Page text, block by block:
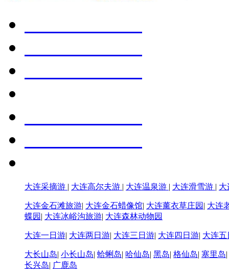
大连采摘游 | 大连高尔夫游 | 大连温泉游 | 大连滑雪游 |
大连金石滩旅游| 大连金石蜡像馆| 大连薰衣草庄园 | 大连
蝶园 | 大连冰峪沟旅游| 大连森林动物园
大连一日游| 大连两日游| 大连三日游| 大连四日游| 大连五
大长山岛| 小长山岛| 蛤蜊岛| 哈仙岛| 黑岛| 格仙岛| 塞里岛|
长兴岛| 广鹿岛